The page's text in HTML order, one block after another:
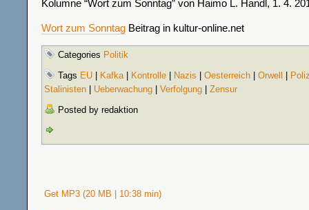
Kolumne “Wort zum Sonntag” von Haimo L. Handl, 1. 4.
Wort zum Sonntag Beitrag in kultur-online.net
Categories Politik
Tags EU Kafka| Kontrolle Nazis Oesterreich Orwell
Stalinisten
Ueberwachung Verfolgung
Zensur
Posted by redaktion
Get MP3 (20 MB | 10:38 min)